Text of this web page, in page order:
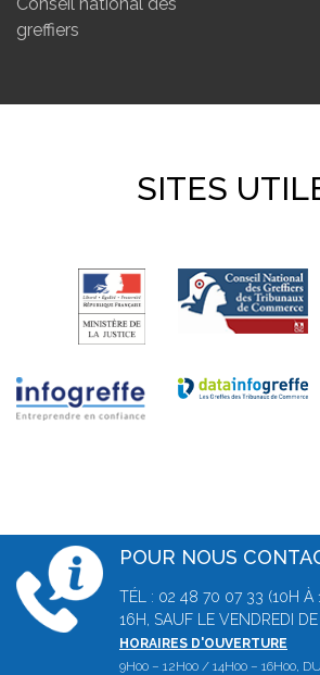
greffiers
SITES
POUR NOUS
TÉL : 02 48 70 07 33 (10H À
16H, SAUF LE VENDREDI
HORAIRES D'OUVERTURE
9H00 – 12H00 / 14H00 – 16H00,